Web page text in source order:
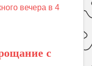
вечера в 4
с